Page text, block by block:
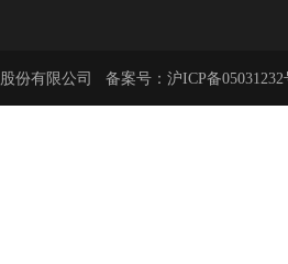
份有限公司 备案号： 沪ICP备05031232